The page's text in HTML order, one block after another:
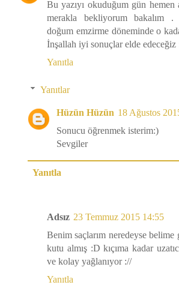
Bu yazıyı okuduğum gün hemen
merakla bekliyorum bakalım .
doğum emzirme döneminde o
İnşallah iyi sonuçlar elde edeceğiz
Yanıtla
Yanıtlar
Hüzün Hüzün 18 Ağustos
Sonucu öğrenmek isterim:)
Sevgiler
Yanıtla
Adsız 23 Temmuz 2015 14:55
Benim saçlarım neredeyse
kutu almış :D kıçıma kadar
ve kolay yağlanıyor ://
Yanıtla